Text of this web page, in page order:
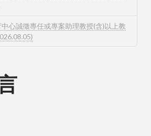
心誠徵專任或專案助理教授(含)以上教